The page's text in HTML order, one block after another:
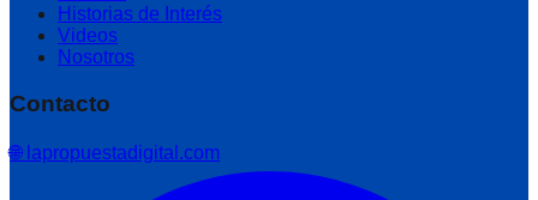
Historias de Interés
Videos
Nosotros
Contacto
🌐 lapropuestadigital.com